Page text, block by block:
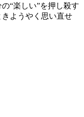
“楽しい”を押し殺す
ようやく思い直せ